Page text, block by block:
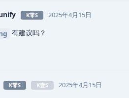
K零S 2025年4月15日
有建议吗？
K零S K壹S 2025年4月15日